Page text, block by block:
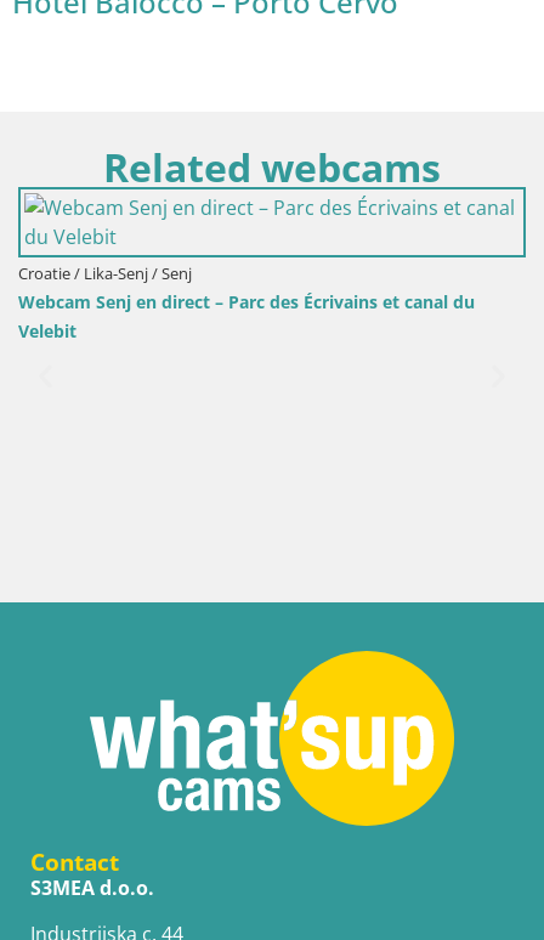
Related webcams
Écrivains et canal du Webcam lac de Velenje – Vue
Contact
S3MEA d.o.o.
Industrijska c. 44